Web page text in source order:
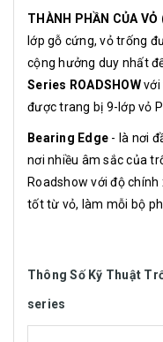
THÀNH PHẦN CỦA
lớp gỗ cứng, vỏ trống
cộng hưởng duy nhất
Series ROADSHOWvới
được trang bị 9-lớp vỏ
Bearing Edge - là nơi
nơi nhiều âm sắc của
Roadshow với độ
tốt từ vỏ, làm mỗi bộ
Thông Số Kỹ Thuật
series